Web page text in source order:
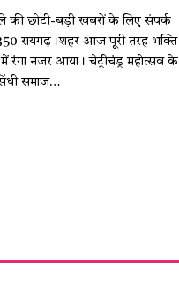
की छोटी-बड़ी खबरों के लिए संपर्क
रायगढ़।शहर आज पूरी तरह भक्ति
रंगा नजर आया। चेट्रीचंड्र महोत्सव के
समाज…